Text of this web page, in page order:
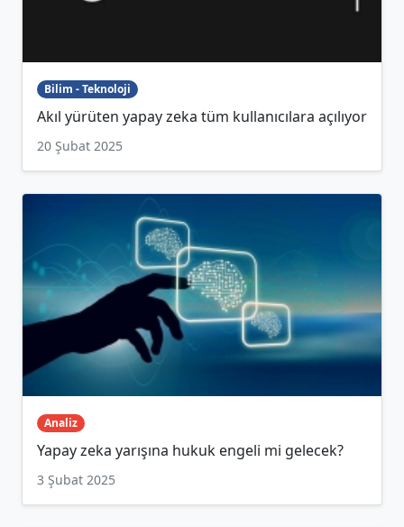
Bilim - Teknoloji
Akıl yürüten yapay zeka tüm kullanıcılara açılıyor
20 Şubat 2025
Analiz
Yapay zeka yarışına hukuk engeli mi gelecek?
3 Şubat 2025